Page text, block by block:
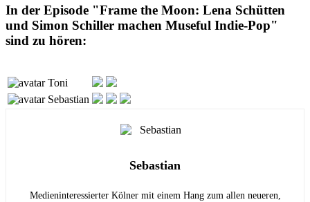
In der Episode "Frame the Moon: Lena Schütten
und Simon Schiller machen Museful Indie-Pop"
sind zu hören:
Toni
Sebastian
Sebastian
Medieninteressierter Kölner mit einem Hang zum allen neueren,